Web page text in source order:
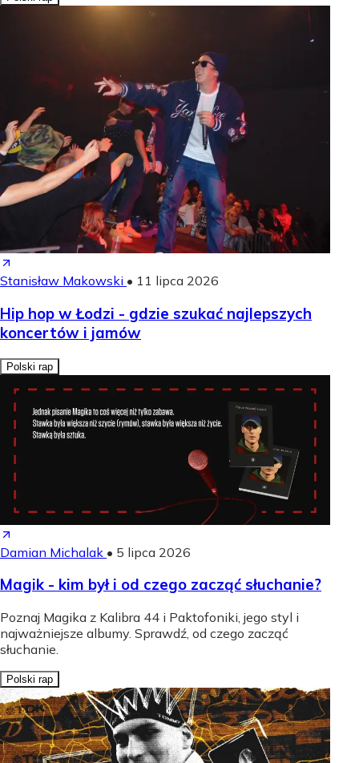
Stanisław Makowski • 11 lipca 2026
Hip hop w Łodzi - gdzie szukać najlepszych
koncertów i jamów
Polski rap
Damian Michalak • 5 lipca 2026
Magik - kim był i od czego zacząć słuchanie?
Poznaj Magika z Kalibra 44 i Paktofoniki, jego styl i
najważniejsze albumy. Sprawdź, od czego zacząć
słuchanie.
Polski rap